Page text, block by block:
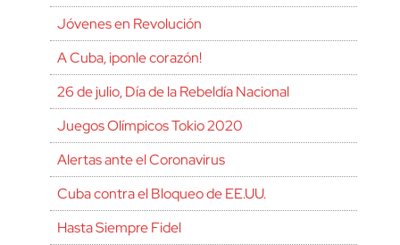
Jóvenes en Revolución
A Cuba, ¡ponle corazón!
26 de julio, Día de la Rebeldía Nacional
Juegos Olímpicos Tokio 2020
Alertas ante el Coronavirus
Cuba contra el Bloqueo de EE.UU.
Hasta Siempre Fidel